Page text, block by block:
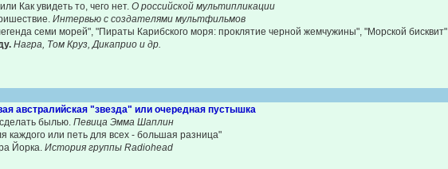
Как увидеть то, чего нет. О российской мультипликации
Интервью с создателями мультфильмов
семи морей", "Пираты Карибского моря: проклятие черной жемчужины", "Морской бисквит"
Награ, Том Круз, Дикаприо и др.
австралийская "звезда" или очередная пустышка
сделать былью. Певица Эмма Шаплин
каждого или петь для всех - большая разница"
Йорка. История группы Radiohead